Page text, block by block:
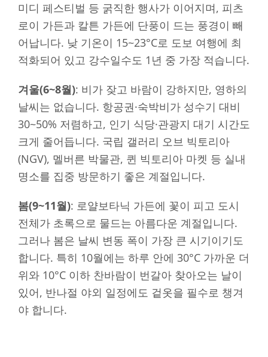
미디 페스티벌 등 굵직한 행사가 이어지며, 피츠
로이 가든과 칼튼 가든에 단풍이 드는 풍경이 빼
어납니다. 낮 기온이 15~23°C로 도보 여행에 최
적화되어 있고 강수일수도 1년 중 가장 적습니다.
겨울(6~8월): 비가 잦고 바람이 강하지만, 영하의
날씨는 없습니다. 항공권·숙박비가 성수기 대비
30~50% 저렴하고, 인기 식당·관광지 대기 시간도
크게 줄어듭니다. 국립 갤러리 오브 빅토리아
(NGV), 멜버른 박물관, 퀸 빅토리아 마켓 등 실내
명소를 집중 방문하기 좋은 계절입니다.
봄(9~11월): 로얄보타닉 가든에 꽃이 피고 도시
전체가 초록으로 물드는 아름다운 계절입니다.
그러나 봄은 날씨 변동 폭이 가장 큰 시기이기도
합니다. 특히 10월에는 하루 안에 30°C 가까운 더
위와 10°C 이하 찬바람이 번갈아 찾아오는 날이
있어, 반나절 야외 일정에도 겉옷을 필수로 챙겨
야 합니다.